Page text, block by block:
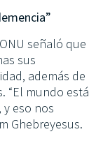
señaló que
sus
además de
“El mundo está
eso nos
Ghebreyesus.